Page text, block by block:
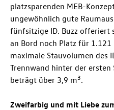
platzsparenden MEB-
ungewöhnlich gute
fünfsitzige ID. Buzz offeriert
an Bord noch Platz für 1.121
maximale Stauvolumen des
Trennwand hinter der
beträgt über 3,9 m3.
Zweifarbig und mit Liebe